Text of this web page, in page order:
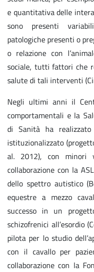
e quantitativa delle
sono presenti
patologiche presenti o
o relazione con
sociale, tutti fattori che
salute di tali interventi
Negli ultimi anni il
comportamentali e la
di Sanità ha realizzato
istituzionalizzato
al. 2012), con minori
collaborazione con la
dello spettro autistico
equestre a mezzo
successo in un
schizofrenici all’esordio
pilota per lo studio
con il cavallo per
collaborazione con la